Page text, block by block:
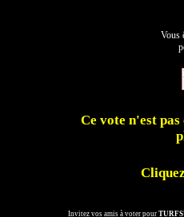
Vous
Ce vote n'est
Invitez vos amis à voter pour